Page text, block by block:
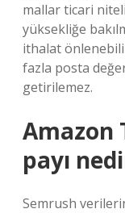
mallar ticari
yüksekliğe
ithalat
fazla posta
getirilemez.
Amazon
payı
Semrush